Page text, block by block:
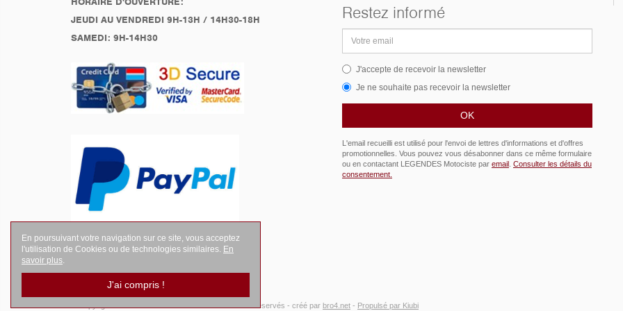
JEUDI AU VENDREDI 9H-13H / 14H30-18H
SAMEDI: 9H-14H30
Restez informé
email
J'accepte de recevoir la newsletter
Je ne souhaite pas recevoir la newsletter
L'email recueilli est utilisé pour l'envoi de lettres d'informations et d'offres
promotionnelles. Vous pouvez vous désabonner dans ce même formulaire
ou en contactant LEGENDES Motociste par email Consulter les détails du
consentement.
- Tous droits réservés - créé par bro4.net - Propulsé par Kiubi
En poursuivant votre navigation sur ce site, vous acceptez
l'utilisation de Cookies ou de technologies similaires. En
savoir plus
J'ai compris !